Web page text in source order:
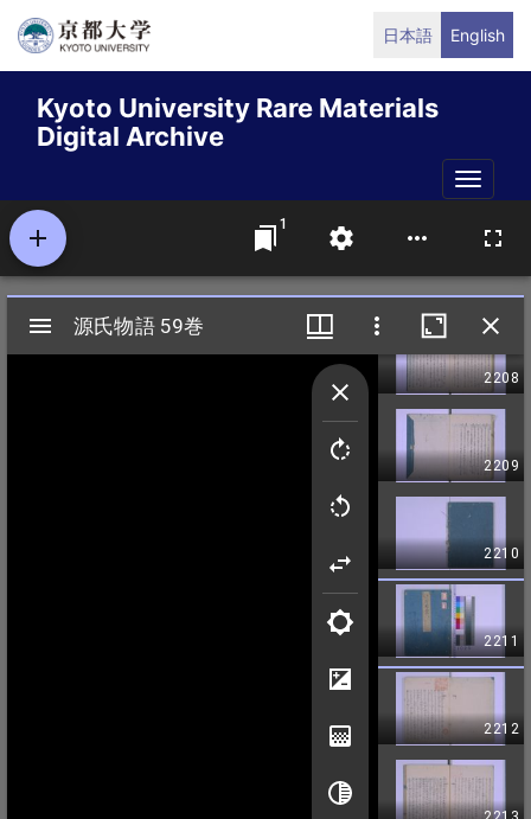
Skip
content
日本語 English
Kyoto University Rare Materials
Digital Archive
Toggle